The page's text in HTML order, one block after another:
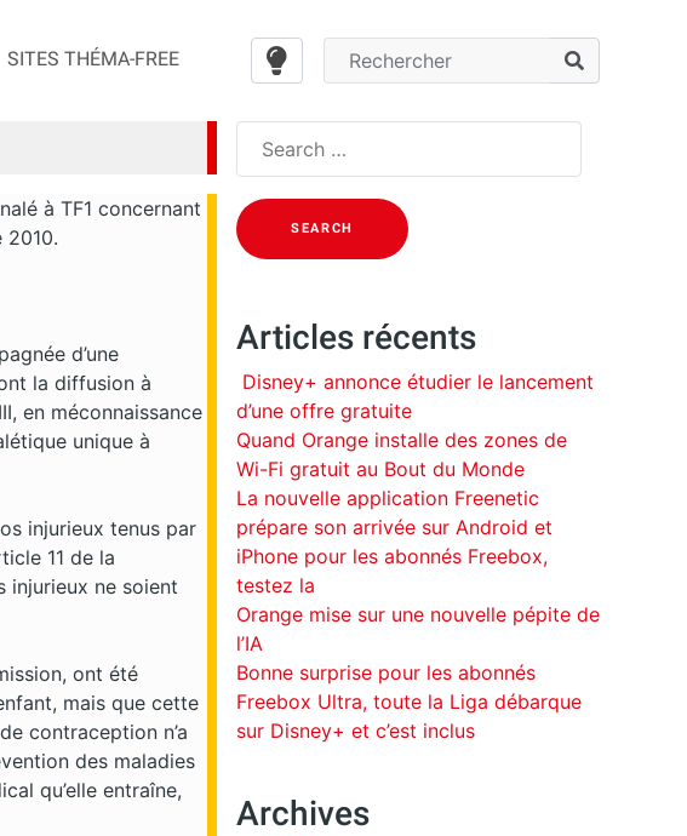
SITES THÉMA-FREE
à TF1 concernant
2010.
d’une
la diffusion à
en méconnaissance
unique à
injurieux tenus par
11 de la
injurieux ne soient
ont été
mais que cette
contraception n’a
des maladies
qu’elle entraîne,
for:
Articles récents
Disney+ annonce étudier le lancement
d’une offre gratuite
Quand Orange installe des zones de
Wi-Fi gratuit au Bout du Monde
La nouvelle application Freenetic
prépare son arrivée sur Android et
iPhone pour les abonnés Freebox,
testez la
Orange mise sur une nouvelle pépite de
l’IA
Bonne surprise pour les abonnés
Freebox Ultra, toute la Liga débarque
sur Disney+ et c’est inclus
Archives